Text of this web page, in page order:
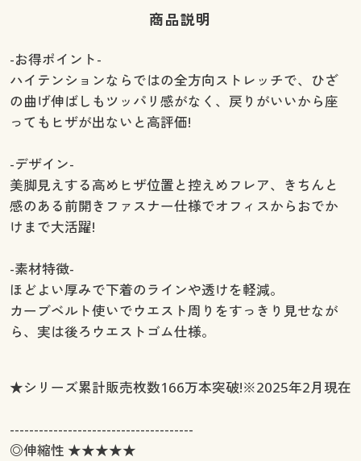
商品説明
-お得ポイント-
ハイテンションならではの全方向ストレッチで、ひざ
の曲げ伸ばしもツッパリ感がなく、戻りがいいから座
ってもヒザが出ないと高評価!
-デザイン-
美脚見えする高めヒザ位置と控えめフレア、きちんと
感のある前開きファスナー仕様でオフィスからおでか
けまで大活躍!
-素材特徴-
ほどよい厚みで下着のラインや透けを軽減。
カーブベルト使いでウエスト周りをすっきり見せなが
ら、実は後ろウエストゴム仕様。
★シリーズ累計販売枚数166万本突破!※2025年2月現在
--------------------------------------
◎伸縮性 ★★★★★